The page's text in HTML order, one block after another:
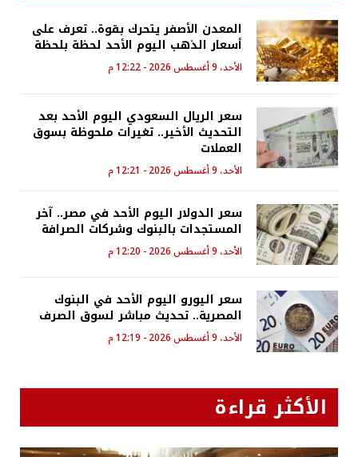
المعدن الأصفر يتحرك بقوة.. تعرف على
أسعار الذهب اليوم الأحد لحظة بلحظة
الأحد، 9 أغسطس 2026 - 12:22 م
سعر الريال السعودي اليوم الأحد بعد
التحديث الأخير.. تغيرات ملحوظة بسوق
العملات
الأحد، 9 أغسطس 2026 - 12:21 م
سعر الدولار اليوم الأحد في مصر.. آخر
المستجدات بالبنوك وشركات الصرافة
الأحد، 9 أغسطس 2026 - 12:20 م
سعر اليورو اليوم الأحد في البنوك
المصرية.. تحديث مباشر لسوق الصرف
الأحد، 9 أغسطس 2026 - 12:19 م
الأكثر قراءة